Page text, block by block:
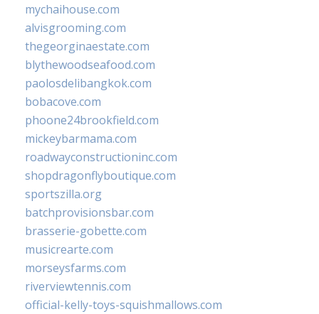
mychaihouse.com
alvisgrooming.com
thegeorginaestate.com
blythewoodseafood.com
paolosdelibangkok.com
bobacove.com
phoone24brookfield.com
mickeybarmama.com
roadwayconstructioninc.com
shopdragonflyboutique.com
sportszilla.org
batchprovisionsbar.com
brasserie-gobette.com
musicrearte.com
morseysfarms.com
riverviewtennis.com
official-kelly-toys-squishmallows.com